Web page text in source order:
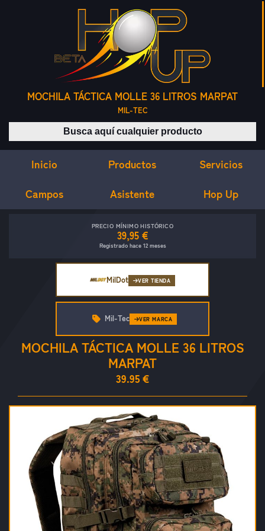
MOCHILA TÁCTICA MOLLE 36 LITROS MARPAT
MIL-TEC
Buscar productos
Inicio Productos Servicios
Campos Asistente Hop Up
PRECIO MÍNIMO HISTÓRICO
39,95 €
Registrado hace 12 meses
MilDot VER TIENDA
MOCHILA TÁCTICA MOLLE 36 LITROS
MARPAT
39.95 €
Mil-Tec VER MARCA